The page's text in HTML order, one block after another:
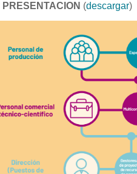
PRESENTACION (descargar)